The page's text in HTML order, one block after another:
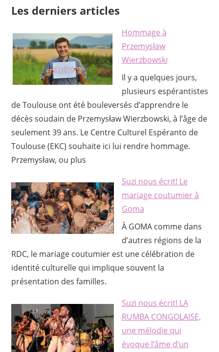
Les derniers articles
Hommage à
Przemysław
Wierzbowski
Il y a quelques jours,
plusieurs espérantistes
de Toulouse ont été bouleversés d’apprendre le
décès soudain de Przemysław Wierzbowski, à l’âge de
seulement 39 ans. Le Centre Culturel Espéranto de
Toulouse (EKC) souhaite ici lui rendre hommage.
Przemysław, ou plus
Suzi nous écrit! Le
mariage coutumier à
Goma
À GOMA comme dans
d’autres régions de la
RDC, le mariage coutumier est une célébration de
identité culturelle qui implique souvent la
présentation des familles.
Suzi nous écrit! LA
RUMBA CONGOLAISE,
une mélodie qui
évoque l’âme d’un